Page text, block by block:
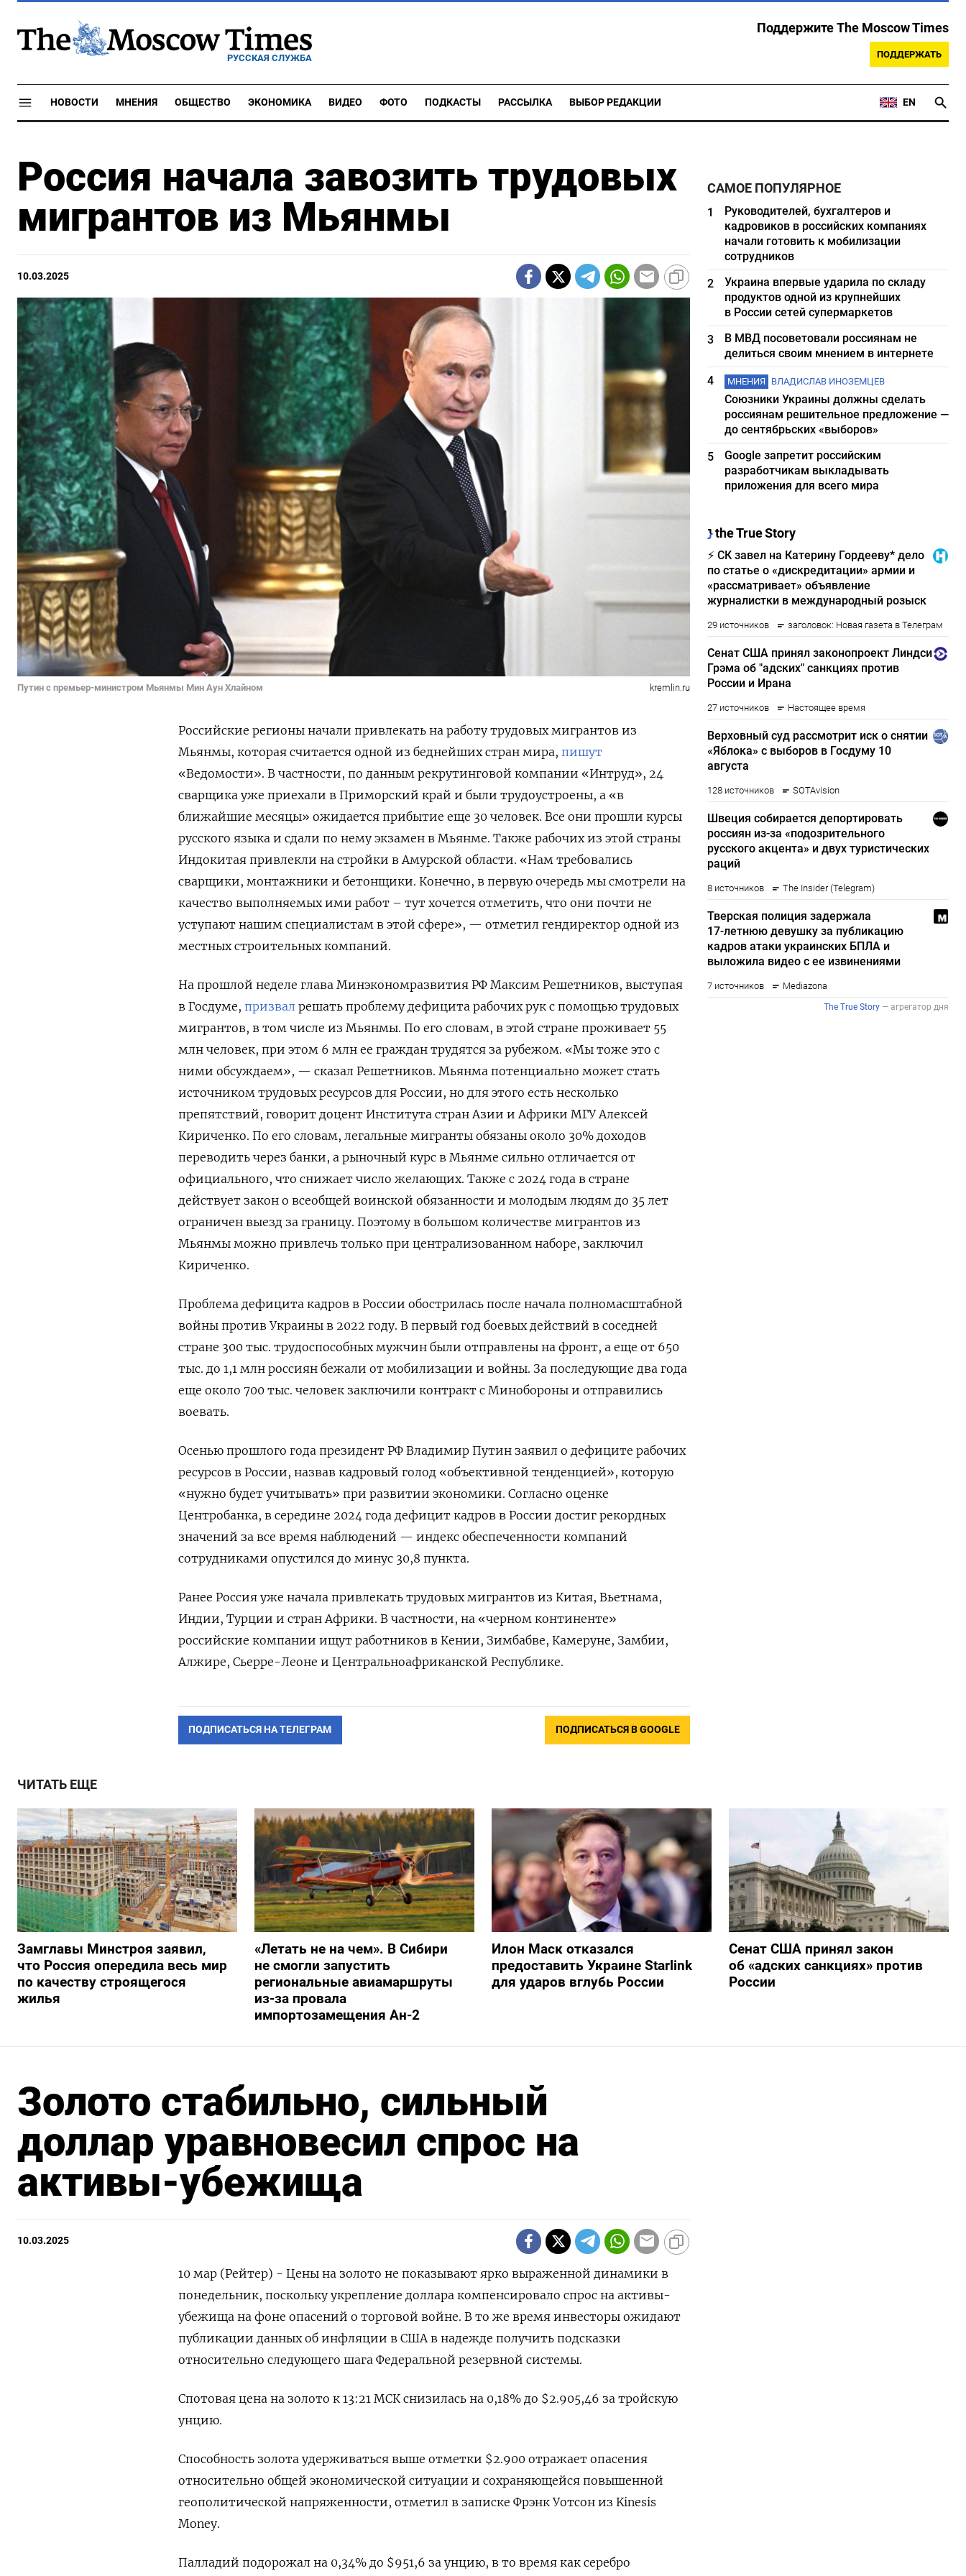
РУССКАЯ СЛУЖБА
Поддержите The Moscow Times
ПОДДЕРЖАТЬ
НОВОСТИ МНЕНИЯ ОБЩЕСТВО ЭКОНОМИКА ВИДЕО ФОТО ПОДКАСТЫ РАССЫЛКА ВЫБОР РЕДАКЦИИ EN
Россия начала завозить трудовых
мигрантов из Мьянмы
10.03.2025
Путин с премьер-министром Мьянмы Мин Аун Хлайном kremlin.ru
Российские регионы начали привлекать на работу трудовых мигрантов из
Мьянмы, которая считается одной из беднейших стран мира, пишут
«Ведомости». В частности, по данным рекрутинговой компании «Интруд», 24
сварщика уже приехали в Приморский край и были трудоустроены, а «в
ближайшие месяцы» ожидается прибытие еще 30 человек. Все они прошли курсы
русского языка и сдали по нему экзамен в Мьянме. Также рабочих из этой страны
Индокитая привлекли на стройки в Амурской области. «Нам требовались
сварщики, монтажники и бетонщики. Конечно, в первую очередь мы смотрели на
качество выполняемых ими работ – тут хочется отметить, что они почти не
уступают нашим специалистам в этой сфере», — отметил гендиректор одной из
местных строительных компаний.
На прошлой неделе глава Минэкономразвития РФ Максим Решетников, выступая
в Госдуме, призвал решать проблему дефицита рабочих рук с помощью трудовых
мигрантов, в том числе из Мьянмы. По его словам, в этой стране проживает 55
млн человек, при этом 6 млн ее граждан трудятся за рубежом. «Мы тоже это с
ними обсуждаем», — сказал Решетников. Мьянма потенциально может стать
источником трудовых ресурсов для России, но для этого есть несколько
препятствий, говорит доцент Института стран Азии и Африки МГУ Алексей
Кириченко. По его словам, легальные мигранты обязаны около 30% доходов
переводить через банки, а рыночный курс в Мьянме сильно отличается от
официального, что снижает число желающих. Также с 2024 года в стране
действует закон о всеобщей воинской обязанности и молодым людям до 35 лет
ограничен выезд за границу. Поэтому в большом количестве мигрантов из
Мьянмы можно привлечь только при централизованном наборе, заключил
Кириченко.
Проблема дефицита кадров в России обострилась после начала полномасштабной
войны против Украины в 2022 году. В первый год боевых действий в соседней
стране 300 тыс. трудоспособных мужчин были отправлены на фронт, а еще от 650
тыс. до 1,1 млн россиян бежали от мобилизации и войны. За последующие два года
еще около 700 тыс. человек заключили контракт с Минобороны и отправились
воевать.
Осенью прошлого года президент РФ Владимир Путин заявил о дефиците рабочих
ресурсов в России, назвав кадровый голод «объективной тенденцией», которую
«нужно будет учитывать» при развитии экономики. Согласно оценке
Центробанка, в середине 2024 года дефицит кадров в России достиг рекордных
значений за все время наблюдений — индекс обеспеченности компаний
сотрудниками опустился до минус 30,8 пункта.
Ранее Россия уже начала привлекать трудовых мигрантов из Китая, Вьетнама,
Индии, Турции и стран Африки. В частности, на «черном континенте»
российские компании ищут работников в Кении, Зимбабве, Камеруне, Замбии,
Алжире, Сьерре-Леоне и Центральноафриканской Республике.
ПОДПИСАТЬСЯ НА ТЕЛЕГРАМ ПОДПИСАТЬСЯ В GOOGLE
САМОЕ ПОПУЛЯРНОЕ
1
Руководителей, бухгалтеров и
кадровиков в российских компаниях
начали готовить к мобилизации
сотрудников
2
Украина впервые ударила по складу
продуктов одной из крупнейших
в России сетей супермаркетов
3
В МВД посоветовали россиянам не
делиться своим мнением в интернете
4
МНЕНИЯ ВЛАДИСЛАВ ИНОЗЕМЦЕВ
Союзники Украины должны сделать
россиянам решительное предложение —
до сентябрьских «выборов»
5
Google запретит российским
разработчикам выкладывать
приложения для всего мира
ЧИТАТЬ ЕЩЕ
Замглавы Минстроя заявил,
что Россия опередила весь мир
по качеству строящегося
жилья
«Летать не на чем». В Сибири
не смогли запустить
региональные авиамаршруты
из-за провала
импортозамещения Ан-2
Илон Маск отказался
предоставить Украине Starlink
для ударов вглубь России
Сенат США принял закон
об «адских санкциях» против
России
Золото стабильно, сильный
доллар уравновесил спрос на
активы-убежища
10.03.2025
10 мар (Рейтер) - Цены на золото не показывают ярко выраженной динамики в
понедельник, поскольку укрепление доллара компенсировало спрос на активы-
убежища на фоне опасений о торговой войне. В то же время инвесторы ожидают
публикации данных об инфляции в США в надежде получить подсказки
относительно следующего шага Федеральной резервной системы.
Спотовая цена на золото к 13:21 МСК снизилась на 0,18% до $2.905,46​ за тройскую
унцию.
Способность золота удерживаться выше отметки $2.900 отражает опасения
относительно общей экономической ситуации и сохраняющейся повышенной
геополитической напряженности, отметил в записке Фрэнк Уотсон из Kinesis
Money.
Палладий подорожал на 0,34% до $951,6​​ за унцию, в то время как серебро